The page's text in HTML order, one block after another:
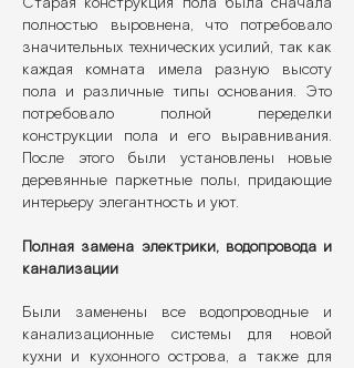
полностью выровнена, что потребовало
значительных технических усилий, так как
каждая комната имела разную высоту
пола и различные типы основания. Это
потребовало полной переделки
конструкции пола и его выравнивания.
После этого были установлены новые
деревянные паркетные полы, придающие
интерьеру элегантность и уют.
Полная замена электрики, водопровода и
канализации
Были заменены все водопроводные и
канализационные системы для новой
кухни и кухонного острова, а также для